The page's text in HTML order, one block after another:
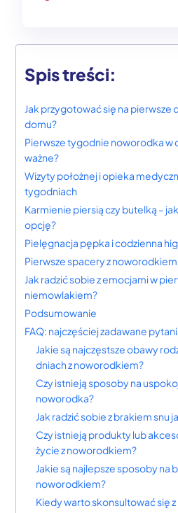
Spis treści:
Jak przygotować się na pierwsze
domu?
Pierwsze tygodnie noworodka w
ważne?
Wizyty położnej i opieka
tygodniach
Karmienie piersią czy butelką –
opcję?
Pielęgnacja pępka i codzienna
Pierwsze spacery z noworodkiem
Jak radzić sobie z emocjami w
niemowlakiem?
Podsumowanie
FAQ: najczęściej zadawane
Jakie są najczęstsze obawy
dniach z noworodkiem?
Czy istnieją sposoby na
noworodka?
Jak radzić sobie z brakiem snu
Czy istnieją produkty lub
życie z noworodkiem?
Jakie są najlepsze sposoby na
noworodkiem?
Kiedy warto skonsultować się